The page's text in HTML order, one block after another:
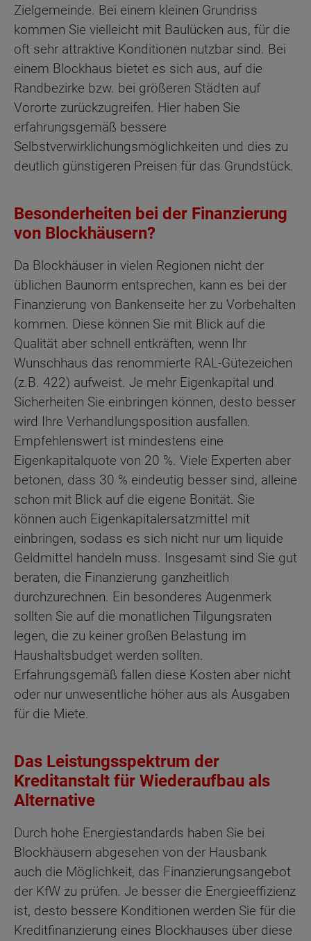
Zielgemeinde. Bei einem kleinen Grundriss
kommen Sie vielleicht mit Baulücken aus, für die
oft sehr attraktive Konditionen nutzbar sind. Bei
einem Blockhaus bietet es sich aus, auf die
Randbezirke bzw. bei größeren Städten auf
Vororte zurückzugreifen. Hier haben Sie
erfahrungsgemäß bessere
Selbstverwirklichungsmöglichkeiten und dies zu
deutlich günstigeren Preisen für das Grundstück.
Besonderheiten bei der Finanzierung
von Blockhäusern?
Da Blockhäuser in vielen Regionen nicht der
üblichen Baunorm entsprechen, kann es bei der
Finanzierung von Bankenseite her zu Vorbehalten
kommen. Diese können Sie mit Blick auf die
Qualität aber schnell entkräften, wenn Ihr
Wunschhaus das renommierte RAL-Gütezeichen
(z.B. 422) aufweist. Je mehr Eigenkapital und
Sicherheiten Sie einbringen können, desto besser
wird Ihre Verhandlungsposition ausfallen.
Empfehlenswert ist mindestens eine
Eigenkapitalquote von 20 %. Viele Experten aber
betonen, dass 30 % eindeutig besser sind, alleine
schon mit Blick auf die eigene Bonität. Sie
können auch Eigenkapitalersatzmittel mit
einbringen, sodass es sich nicht nur um liquide
Geldmittel handeln muss. Insgesamt sind Sie gut
beraten, die Finanzierung ganzheitlich
durchzurechnen. Ein besonderes Augenmerk
sollten Sie auf die monatlichen Tilgungsraten
legen, die zu keiner großen Belastung im
Haushaltsbudget werden sollten.
Erfahrungsgemäß fallen diese Kosten aber nicht
oder nur unwesentliche höher aus als Ausgaben
für die Miete.
Das Leistungsspektrum der
Kreditanstalt für Wiederaufbau als
Alternative
Durch hohe Energiestandards haben Sie bei
Blockhäusern abgesehen von der Hausbank
auch die Möglichkeit, das Finanzierungsangebot
der KfW zu prüfen. Je besser die Energieeffizienz
ist, desto bessere Konditionen werden Sie für die
Kreditfinanzierung eines Blockhauses über diese